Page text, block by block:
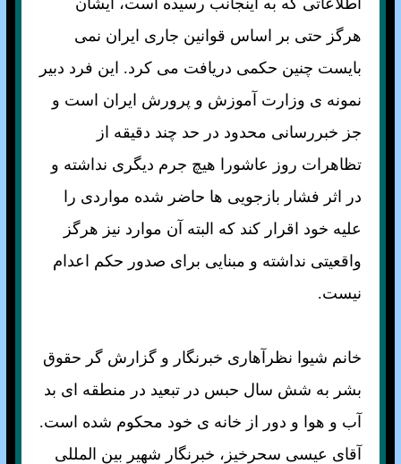
اطلاعاتی كه به اينجانب رسيده است، ايشان
هرگز حتی بر اساس قوانين جاری ايران نمی
بايست چنين حكمی دريافت می كرد. اين فرد دبير
نمونه ی وزارت آموزش و پرورش ايران است و
جز خبررسانی محدود در حد چند دقيقه از
تظاهرات روز عاشورا هيچ جرم ديگری نداشته و
در اثر فشار بازجويی ها حاضر شده مواردی را
عليه خود اقرار كند كه البته آن موارد نيز هرگز
واقعيتی نداشته و مبنايی برای صدور حکم اعدام
نيست.
خانم شيوا نظرآهاری خبرنگار و گزارش گر حقوق
بشر به شش سال حبس در تبعيد در منطقه ای بد
آب و هوا و دور از خانه ی خود محكوم شده است.
آقای عيسی سحرخيز، خبرنگار شهير بين المللی